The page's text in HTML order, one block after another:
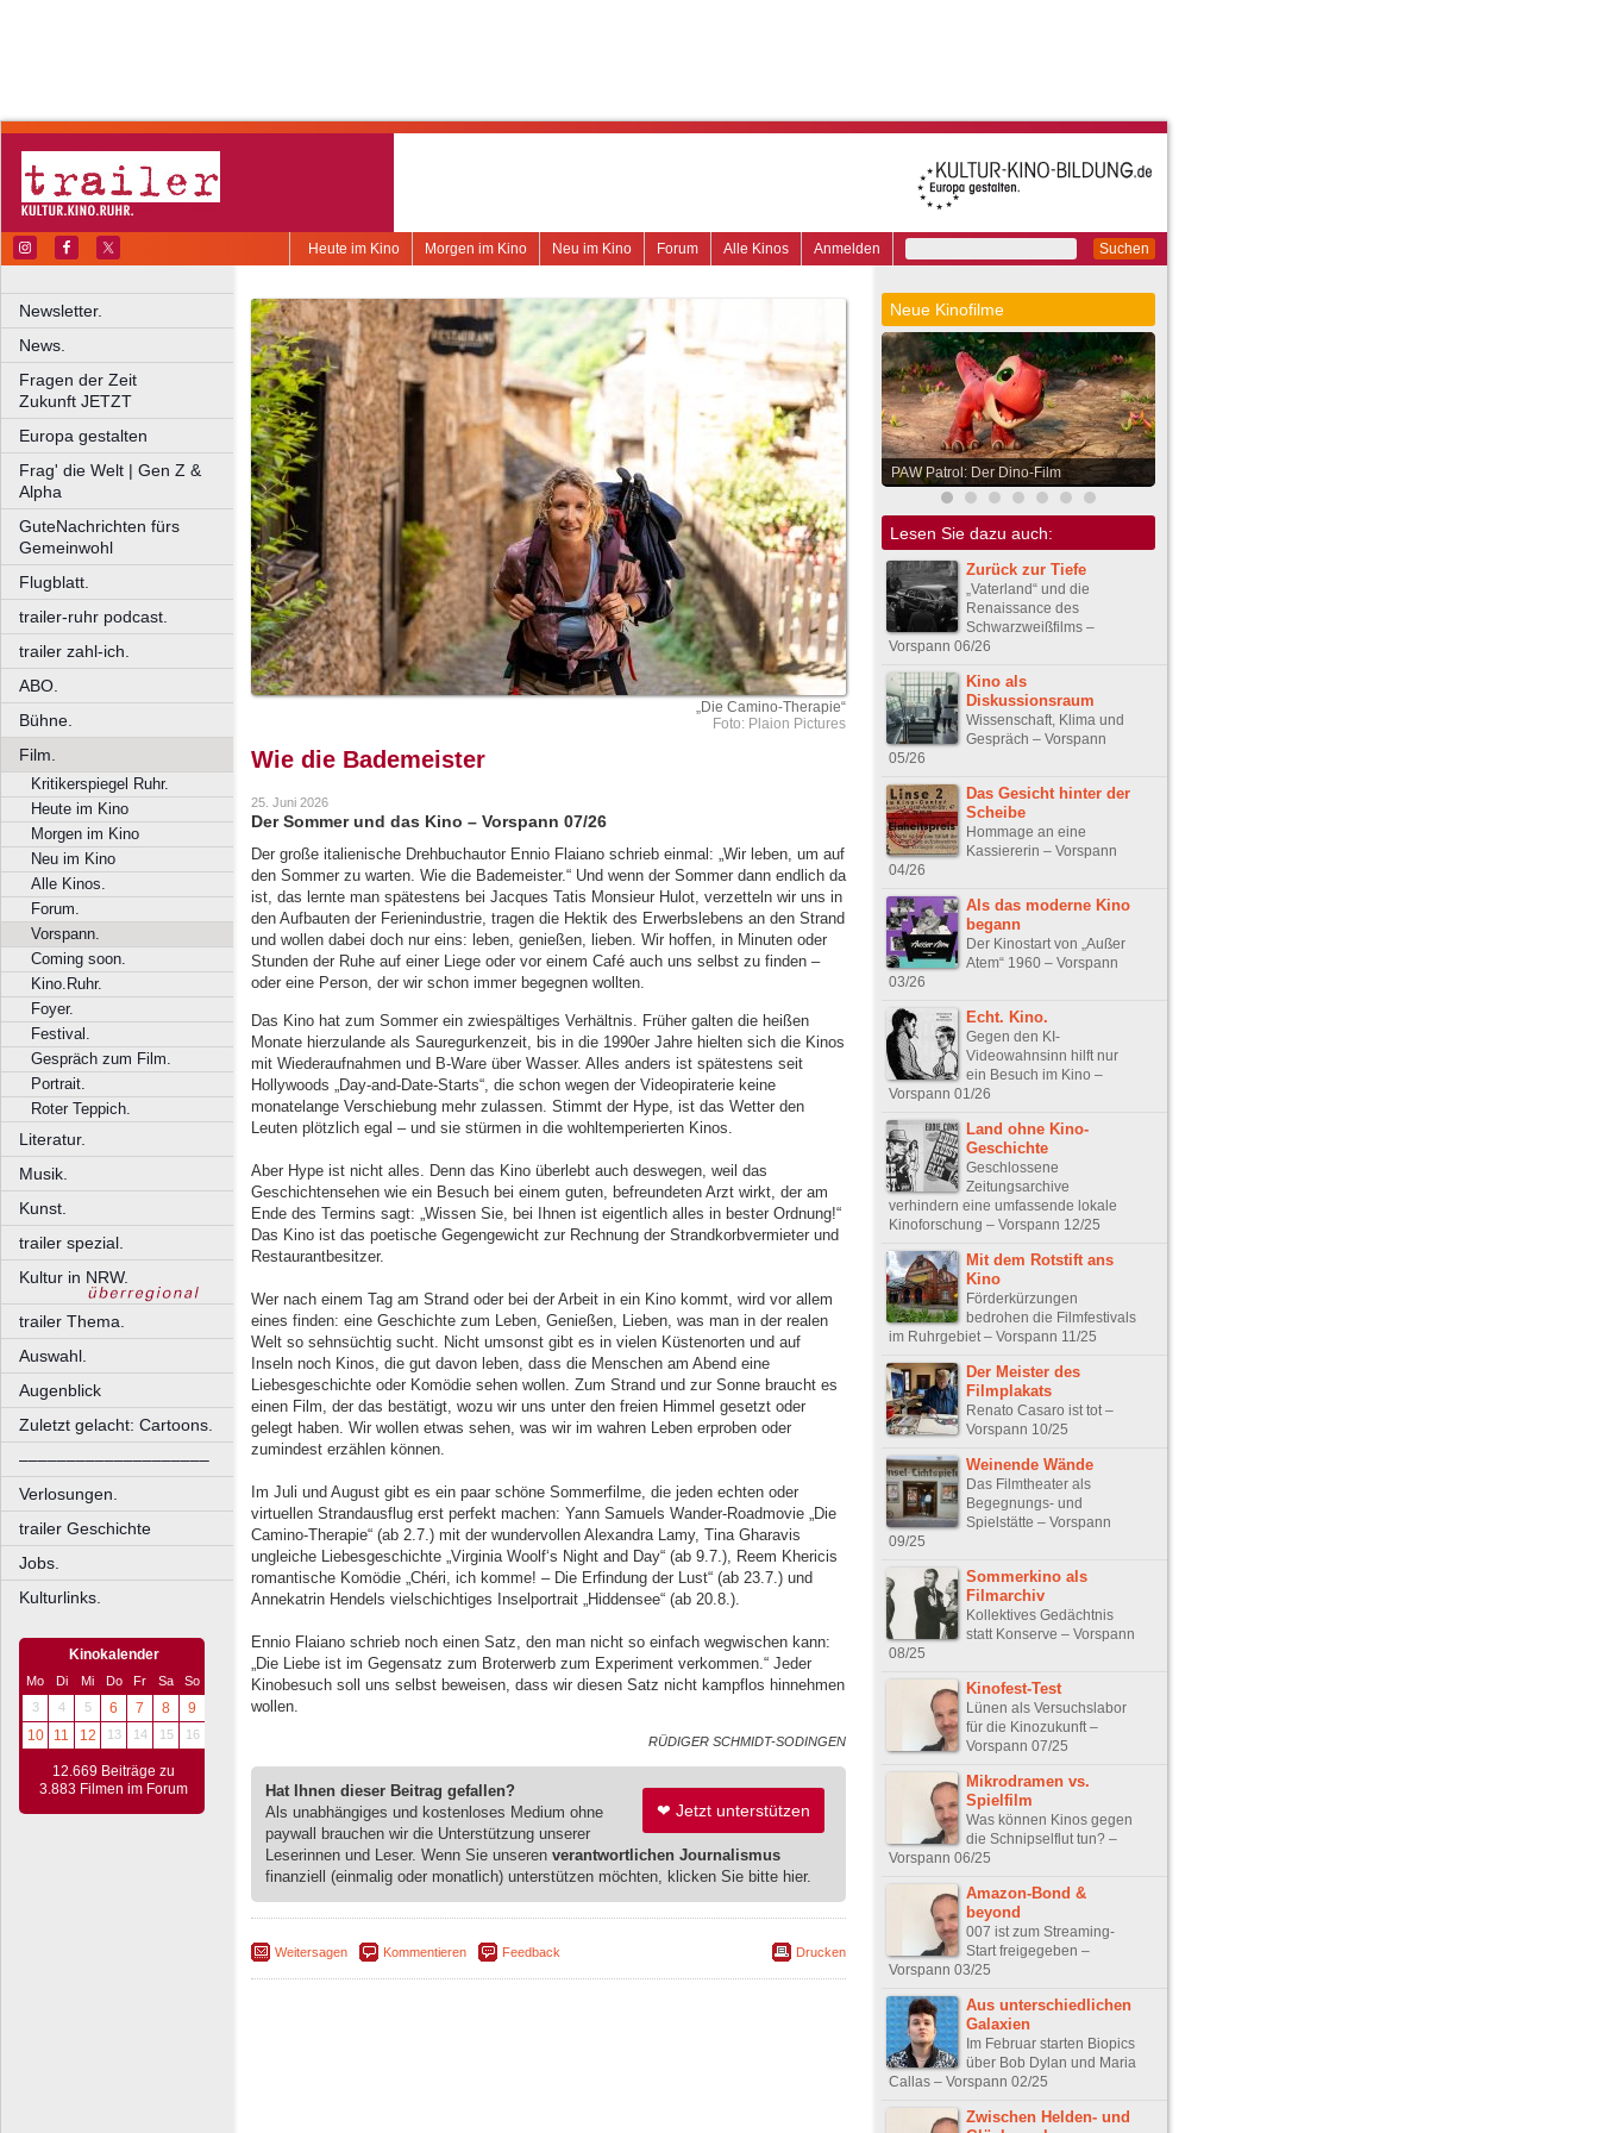
Suchen
Anmelden
Alle Kinos
Forum
Neu im Kino
Morgen im Kino
Heute im Kino
Newsletter.
News.
Fragen der Zeit
Zukunft JETZT
Europa gestalten
Frag' die Welt | Gen Z &
Alpha
GuteNachrichten fürs
Gemeinwohl
Flugblatt.
trailer-ruhr podcast.
trailer zahl-ich.
ABO.
Bühne.
Film.
Kritikerspiegel Ruhr.
Heute im Kino
Morgen im Kino
Neu im Kino
Alle Kinos.
Forum.
Vorspann.
Coming soon.
Kino.Ruhr.
Foyer.
Festival.
Gespräch zum Film.
Portrait.
Roter Teppich.
Literatur.
Musik.
Kunst.
trailer spezial.
Kultur in NRW.
trailer Thema.
Auswahl.
Augenblick
Zuletzt gelacht: Cartoons.
––––––––––––––––––––
Verlosungen.
trailer Geschichte
Jobs.
Kulturlinks.
Kinokalender
Mo Di Mi Do Fr Sa
So
3
4 5 6 7 8
9
10
11 12 13 14 15 16
12.669 Beiträge zu
3.883 Filmen im Forum
„Die Camino-Therapie“
Foto: Plaion Pictures
Wie die Bademeister
25. Juni 2026
Der Sommer und das Kino – Vorspann 07/26
Der große italienische Drehbuchautor Ennio Flaiano schrieb einmal: „Wir leben, um auf
den Sommer zu warten. Wie die Bademeister.“ Und wenn der Sommer dann endlich da
ist, das lernte man spätestens bei Jacques Tatis Monsieur Hulot, verzetteln wir uns in
den Aufbauten der Ferienindustrie, tragen die Hektik des Erwerbslebens an den Strand
und wollen dabei doch nur eins: leben, genießen, lieben. Wir hoffen, in Minuten oder
Stunden der Ruhe auf einer Liege oder vor einem Café auch uns selbst zu finden –
oder eine Person, der wir schon immer begegnen wollten.
Das Kino hat zum Sommer ein zwiespältiges Verhältnis. Früher galten die heißen
Monate hierzulande als Sauregurkenzeit, bis in die 1990er Jahre hielten sich die Kinos
mit Wiederaufnahmen und B-Ware über Wasser. Alles anders ist spätestens seit
Hollywoods „Day-and-Date-Starts“, die schon wegen der Videopiraterie keine
monatelange Verschiebung mehr zulassen. Stimmt der Hype, ist das Wetter den
Leuten plötzlich egal – und sie stürmen in die wohltemperierten Kinos.
Aber Hype ist nicht alles. Denn das Kino überlebt auch deswegen, weil das
Geschichtensehen wie ein Besuch bei einem guten, befreundeten Arzt wirkt, der am
Ende des Termins sagt: „Wissen Sie, bei Ihnen ist eigentlich alles in bester Ordnung!“
Das Kino ist das poetische Gegengewicht zur Rechnung der Strandkorbvermieter und
Restaurantbesitzer.
Wer nach einem Tag am Strand oder bei der Arbeit in ein Kino kommt, wird vor allem
eines finden: eine Geschichte zum Leben, Genießen, Lieben, was man in der realen
Welt so sehnsüchtig sucht. Nicht umsonst gibt es in vielen Küstenorten und auf
Inseln noch Kinos, die gut davon leben, dass die Menschen am Abend eine
Liebesgeschichte oder Komödie sehen wollen. Zum Strand und zur Sonne braucht es
einen Film, der das bestätigt, wozu wir uns unter den freien Himmel gesetzt oder
gelegt haben. Wir wollen etwas sehen, was wir im wahren Leben erproben oder
zumindest erzählen können.
Im Juli und August gibt es ein paar schöne Sommerfilme, die jeden echten oder
virtuellen Strandausflug erst perfekt machen: Yann Samuels Wander-Roadmovie „Die
Camino-Therapie“ (ab 2.7.) mit der wundervollen Alexandra Lamy, Tina Gharavis
ungleiche Liebesgeschichte „Virginia Woolf‘s Night and Day“ (ab 9.7.), Reem Khericis
romantische Komödie „Chéri, ich komme! – Die Erfindung der Lust“ (ab 23.7.) und
Annekatrin Hendels vielschichtiges Inselportrait „Hiddensee“ (ab 20.8.).
Ennio Flaiano schrieb noch einen Satz, den man nicht so einfach wegwischen kann:
„Die Liebe ist im Gegensatz zum Broterwerb zum Experiment verkommen.“ Jeder
Kinobesuch soll uns selbst beweisen, dass wir diesen Satz nicht kampflos hinnehmen
wollen.
RÜDIGER SCHMIDT-SODINGEN
❤ Jetzt unterstützen
Hat Ihnen dieser Beitrag gefallen?
Als unabhängiges und kostenloses Medium ohne
paywall brauchen wir die Unterstützung unserer
Leserinnen und Leser. Wenn Sie unseren verantwortlichen Journalismus
finanziell (einmalig oder monatlich) unterstützen möchten, klicken Sie bitte hier.
Weitersagen Kommentieren Feedback Drucken
Neue Kinofilme
PAW Patrol: Der Dino-Film
Lesen Sie dazu auch:
Zurück zur Tiefe
„Vaterland“ und die
Renaissance des
Schwarzweißfilms –
Vorspann 06/26
Kino als
Diskussionsraum
Wissenschaft, Klima und
Gespräch – Vorspann
05/26
Das Gesicht hinter der
Scheibe
Hommage an eine
Kassiererin – Vorspann
04/26
Als das moderne Kino
begann
Der Kinostart von „Außer
Atem“ 1960 – Vorspann
03/26
Echt. Kino.
Gegen den KI-
Videowahnsinn hilft nur
ein Besuch im Kino –
Vorspann 01/26
Land ohne Kino-
Geschichte
Geschlossene
Zeitungsarchive
verhindern eine umfassende lokale
Kinoforschung – Vorspann 12/25
Mit dem Rotstift ans
Kino
Förderkürzungen
bedrohen die Filmfestivals
im Ruhrgebiet – Vorspann 11/25
Der Meister des
Filmplakats
Renato Casaro ist tot –
Vorspann 10/25
Weinende Wände
Das Filmtheater als
Begegnungs- und
Spielstätte – Vorspann
09/25
Sommerkino als
Filmarchiv
Kollektives Gedächtnis
statt Konserve – Vorspann
08/25
Kinofest-Test
Lünen als Versuchslabor
für die Kinozukunft –
Vorspann 07/25
Mikrodramen vs.
Spielfilm
Was können Kinos gegen
die Schnipselflut tun? –
Vorspann 06/25
Amazon-Bond &
beyond
007 ist zum Streaming-
Start freigegeben –
Vorspann 03/25
Aus unterschiedlichen
Galaxien
Im Februar starten Biopics
über Bob Dylan und Maria
Callas – Vorspann 02/25
Zwischen Helden- und